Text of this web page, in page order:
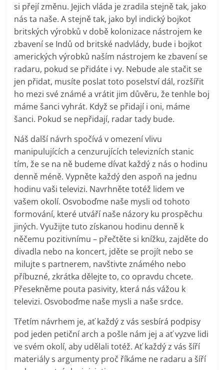
si přejí změnu. Jejich vláda je zradila stejně tak, jako
nás ta naše. A stejně tak, jako byl indický bojkot
britských výrobků v době kolonizace nástrojem ke
zbavení se Indů od britské nadvlády, bude i bojkot
amerických výrobků naším nástrojem ke zbavení se
radaru, pokud se přidáte i vy. Nebude ale stačit se
jen přidat, musíte poslat toto poselství dál, rozšířit
ho mezi své známé a vrátit jim důvěru, že tenhle boj
máme šanci vyhrát. Když se přidají i oni, máme
šanci. Pokud se nepřidají, radar tady bude.
Náš další návrh spočívá v omezení vlivu
manipulujících a cenzurujících televizních stanic
tím, že se na ně budeme dívat každý z nás o hodinu
denně méně. Vypněte každý den aspoň na jednu
hodinu vaši televizi. Navrhněte totéž lidem ve
vašem okolí. Osvoboďme naše mysli od tohoto
formování, které utváří naše názory ku prospěchu
jiných. Využijte tuto získanou hodinu denně k
něčemu pozitivnímu – přečtěte si knížku, zajděte do
divadla nebo na koncert, jděte se projít nebo se
milujte s partnerem, navštivte známého nebo
příbuzné, zkrátka dělejte to, co opravdu chcete.
Přesekněme pouta pasivity, která nás vážou k
televizi. Osvoboďme naše mysli a naše srdce.
Třetím návrhem je, ať každý z vás sesbírá podpisy
pod jeden petiční arch a pošle nám jej a ať vyzve lidi
ve svém okolí, aby udělali totéž. Ať každý z vás šíří
materiály s argumenty proč říkáme ne radaru a šíří